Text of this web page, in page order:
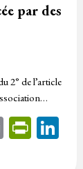
par des
2° de l’article
Email